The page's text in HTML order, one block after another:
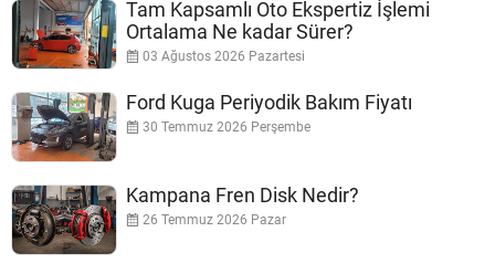
Tam Kapsamlı Oto Ekspertiz İşlemi
Ortalama Ne kadar Sürer?
03 Ağustos 2026 Pazartesi
Ford Kuga Periyodik Bakım Fiyatı
30 Temmuz 2026 Perşembe
Kampana Fren Disk Nedir?
26 Temmuz 2026 Pazar